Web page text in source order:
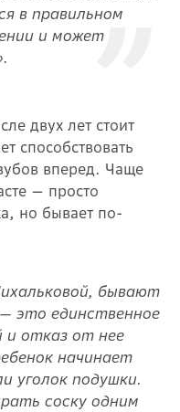
в правильном
и может
двух лет стоит
способствовать
вперед. Чаще
— просто
но бывает по-
бывают
это единственное
и отказ от нее
начинает
уголок подушки.
соску одним